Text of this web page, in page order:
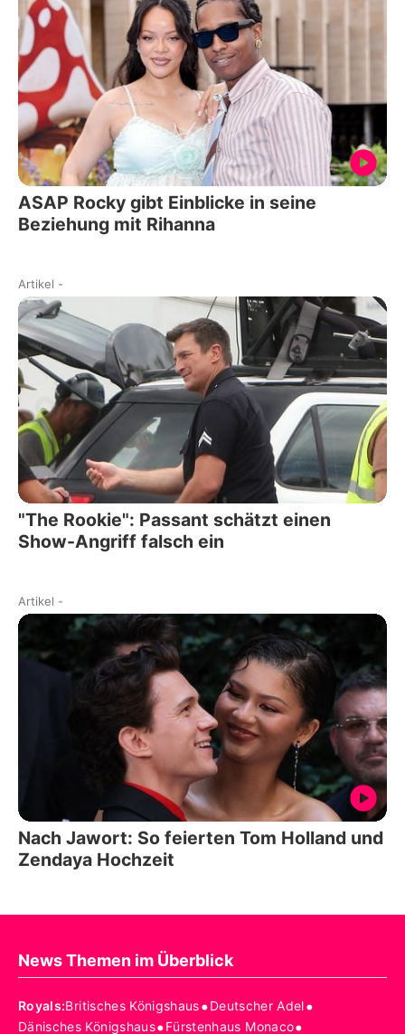
ASAP Rocky gibt Einblicke in seine
Beziehung mit Rihanna
Artikel -
"The Rookie": Passant schätzt einen
Show-Angriff falsch ein
Artikel -
Nach Jawort: So feierten Tom Holland und
Zendaya Hochzeit
News Themen im Überblick
Royals:Britisches Königshaus•Deutscher Adel•
Dänisches Königshaus•Fürstenhaus Monaco•